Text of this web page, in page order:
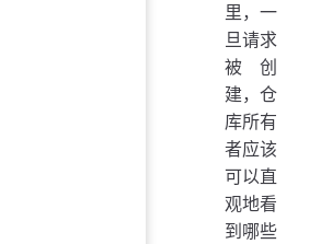
里，一
旦请求
被创
建，仓
库所有
者应该
可以直
观地看
到哪些